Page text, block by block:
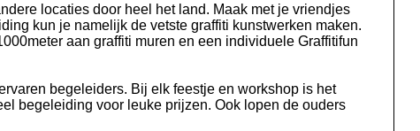
locaties door heel het land. Maak met je vriendjes
kun je namelijk de vetste graffiti kunstwerken maken.
aan graffiti muren en een individuele Graffitifun
begeleiders. Bij elk feestje en workshop is het
begeleiding voor leuke prijzen. Ook lopen de ouders